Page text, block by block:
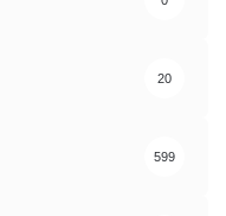
20
599